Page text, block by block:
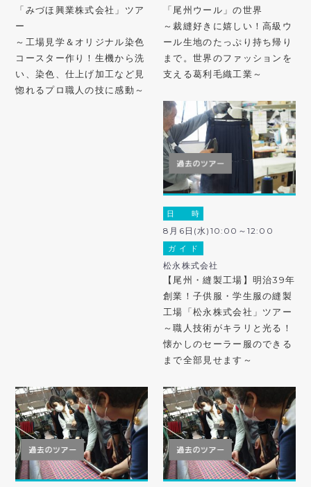
「みづほ興業株式会社」ツア
ー
～工場見学＆オリジナル染色
コースター作り！生機から洗
い、染色、仕上げ加工など見
惚れるプロ職人の技に感動～
「尾州ウール」の世界
～裁縫好きに嬉しい！高級ウ
ール生地のたっぷり持ち帰り
まで。世界のファッションを
支える葛利毛織工業～
日 時
8月6日(水)10:00～12:00
ガ イ ド
松永株式会社
【尾州・縫製工場】明治39年
創業！子供服・学生服の縫製
工場「松永株式会社」ツアー
～職人技術がキラリと光る！
懐かしのセーラー服のできる
まで全部見せます～